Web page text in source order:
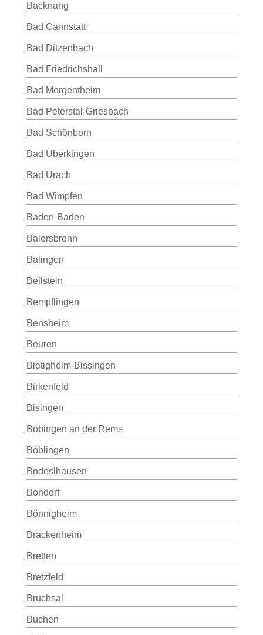
Backnang
Bad Cannstatt
Bad Ditzenbach
Bad Friedrichshall
Bad Mergentheim
Bad Peterstal-Griesbach
Bad Schönborn
Bad Überkingen
Bad Urach
Bad Wimpfen
Baden-Baden
Baiersbronn
Balingen
Beilstein
Bempflingen
Bensheim
Beuren
Bietigheim-Bissingen
Birkenfeld
Bisingen
Böbingen an der Rems
Böblingen
Bodeslhausen
Bondorf
Bönnigheim
Brackenheim
Bretten
Bretzfeld
Bruchsal
Buchen